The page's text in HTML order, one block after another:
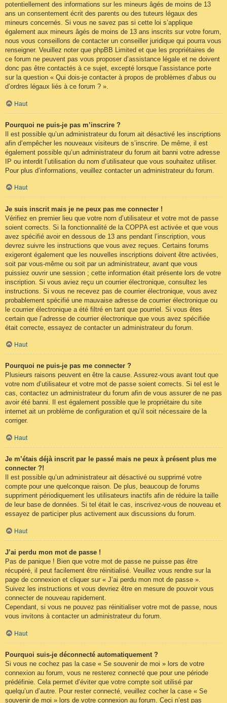
potentiellement des informations sur les mineurs âgés de moins de 13
ans un consentement écrit des parents ou des tuteurs légaux des
mineurs concernés. Si vous ne savez pas si cette loi s’applique
également aux mineurs âgés de moins de 13 ans inscrits sur votre forum,
nous vous conseillons de contacter un conseiller juridique qui pourra vous
renseigner. Veuillez noter que phpBB Limited et que les propriétaires de
ce forum ne peuvent pas vous proposer d’assistance légale et ne doivent
donc pas être contactés à ce sujet, excepté lorsque l’assistance porte
sur la question « Qui dois-je contacter à propos de problèmes d’abus ou
d’ordres légaux liés à ce forum ? ».
Haut
Pourquoi ne puis-je pas m’inscrire ?
Il est possible qu’un administrateur du forum ait désactivé les inscriptions
afin d’empêcher les nouveaux visiteurs de s’inscrire. De même, il est
également possible qu’un administrateur du forum ait banni votre adresse
IP ou interdit l’utilisation du nom d’utilisateur que vous souhaitez utiliser.
Pour plus d’informations, veuillez contacter un administrateur du forum.
Haut
Je suis inscrit mais je ne peux pas me connecter !
Vérifiez en premier lieu que votre nom d’utilisateur et votre mot de passe
soient corrects. Si la fonctionnalité de la COPPA est activée et que vous
avez spécifié avoir en dessous de 13 ans pendant l’inscription, vous
devrez suivre les instructions que vous avez reçues. Certains forums
exigeront également que les nouvelles inscriptions doivent être activées,
soit par vous-même ou soit par un administrateur, avant que vous
puissiez ouvrir une session ; cette information était présente lors de votre
inscription. Si vous aviez reçu un courrier électronique, consultez les
instructions. Si vous ne recevez pas de courrier électronique, vous avez
probablement spécifié une mauvaise adresse de courrier électronique ou
le courrier électronique a été filtré en tant que pourriel. Si vous êtes
certain que l’adresse de courrier électronique que vous avez spécifiée
était correcte, essayez de contacter un administrateur du forum.
Haut
Pourquoi ne puis-je pas me connecter ?
Plusieurs raisons peuvent en être la cause. Assurez-vous avant tout que
votre nom d’utilisateur et votre mot de passe soient corrects. Si tel est le
cas, contactez un administrateur du forum afin de vous assurer de ne pas
avoir été banni. Il est également possible que le propriétaire du site
internet ait un problème de configuration et qu’il soit nécessaire de la
corriger.
Haut
Je m’étais déjà inscrit par le passé mais ne peux à présent plus me
connecter ?!
Il est possible qu’un administrateur ait désactivé ou supprimé votre
compte pour une quelconque raison. De plus, beaucoup de forums
suppriment périodiquement les utilisateurs inactifs afin de réduire la taille
de leur base de données. Si tel était le cas, inscrivez-vous de nouveau et
essayez de participer plus activement aux discussions du forum.
Haut
J’ai perdu mon mot de passe !
Pas de panique ! Bien que votre mot de passe ne puisse pas être
récupéré, il peut facilement être réinitialisé. Veuillez vous rendre sur la
page de connexion et cliquer sur « J’ai perdu mon mot de passe ».
Suivez les instructions et vous devriez être en mesure de pouvoir vous
connecter de nouveau rapidement.
Cependant, si vous ne pouvez pas réinitialiser votre mot de passe, nous
vous invitons à contacter un administrateur du forum.
Haut
Pourquoi suis-je déconnecté automatiquement ?
Si vous ne cochez pas la case « Se souvenir de moi » lors de votre
connexion au forum, vous ne resterez connecté que pour une période
prédéfinie. Cela permet d’éviter que votre compte soit utilisé par
quelqu’un d’autre. Pour rester connecté, veuillez cocher la case « Se
souvenir de moi » lors de votre connexion au forum. Ceci n’est pas